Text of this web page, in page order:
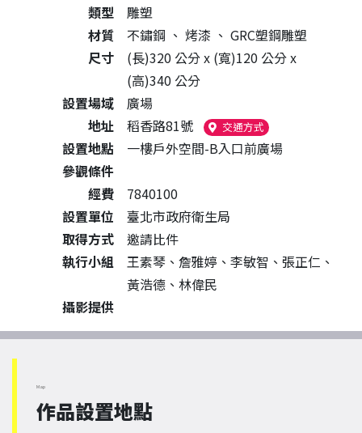
類型
雕塑
材質
不鏽鋼 、 烤漆 、 GRC塑鋼雕塑
尺寸
(長)320 公分 x (寬)120 公分 x
(高)340 公分
設置場域
廣場
地址
稻香路81號 交通方式（另開新視窗）
設置地點
一樓戶外空間-B入口前廣場
參觀條件
經費
7840100
設置單位
臺北市政府衛生局
取得方式
邀請比件
執行小組
王素琴、詹雅婷、李敏智、張正仁、
黃浩德、林偉民
攝影提供
Map
作品設置地點